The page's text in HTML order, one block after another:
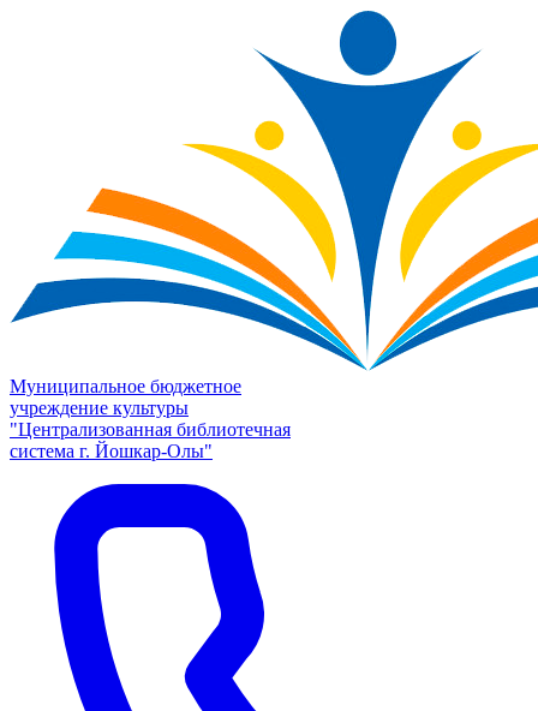
Муниципальное бюджетное
учреждение культуры
"Централизованная библиотечная
система г. Йошкар-Олы"